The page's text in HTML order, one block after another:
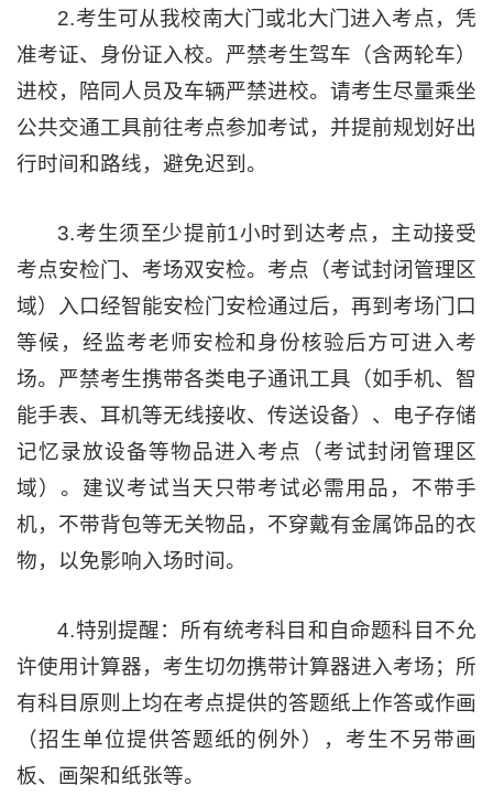
2.考生可从我校南大门或北大门进入考点，凭
准考证、身份证入校。严禁考生驾车（含两轮车）
进校，陪同人员及车辆严禁进校。请考生尽量乘坐
公共交通工具前往考点参加考试，并提前规划好出
行时间和路线，避免迟到。
3.考生须至少提前1小时到达考点，主动接受
考点安检门、考场双安检。考点（考试封闭管理区
域）入口经智能安检门安检通过后，再到考场门口
等候，经监考老师安检和身份核验后方可进入考
场。严禁考生携带各类电子通讯工具（如手机、智
能手表、耳机等无线接收、传送设备）、电子存储
记忆录放设备等物品进入考点（考试封闭管理区
域）。建议考试当天只带考试必需用品，不带手
机，不带背包等无关物品，不穿戴有金属饰品的衣
物，以免影响入场时间。
4.特别提醒：所有统考科目和自命题科目不允
许使用计算器，考生切勿携带计算器进入考场；所
有科目原则上均在考点提供的答题纸上作答或作画
（招生单位提供答题纸的例外），考生不另带画
板、画架和纸张等。